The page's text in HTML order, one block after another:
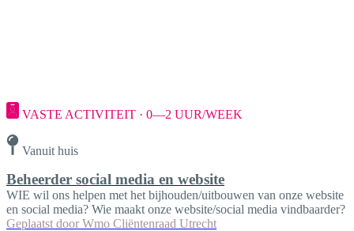
VASTE ACTIVITEIT · 0—2 UUR/WEEK
Vanuit huis
Beheerder social media en website
WIE wil ons helpen met het bijhouden/uitbouwen van onze website
en social media? Wie maakt onze website/social media vindbaarder?
Geplaatst door Wmo Cliëntenraad Utrecht